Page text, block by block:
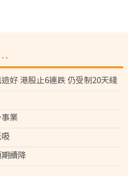
好 港股止6連跌 仍受制20天綫
業
續降